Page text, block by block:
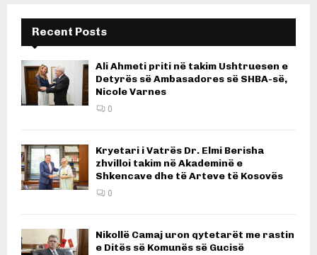
Recent Posts
Ali Ahmeti priti në takim Ushtruesen e
Detyrës së Ambasadores së SHBA-së,
Nicole Varnes
0
Kryetari i Vatrës Dr. Elmi Berisha
zhvilloi takim në Akademinë e
Shkencave dhe të Arteve të Kosovës
0
Nikollë Camaj uron qytetarët me rastin
e Ditës së Komunës së Gucisë